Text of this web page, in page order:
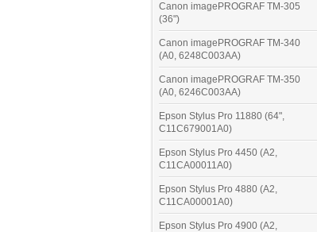
Canon imagePROGRAF TM-305
(36")
Canon imagePROGRAF TM-340
(A0, 6248C003AA)
Canon imagePROGRAF TM-350
(A0, 6246C003AA)
Epson Stylus Pro 11880 (64",
C11C679001A0)
Epson Stylus Pro 4450 (A2,
C11CA00011A0)
Epson Stylus Pro 4880 (A2,
C11CA00001A0)
Epson Stylus Pro 4900 (A2,